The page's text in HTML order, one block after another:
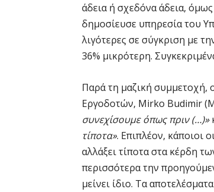
άδεια ή σχεδόνα άδεια,
δημοσίευσε υπηρεσία του
λιγότερες σε σύγκριση με
36% μικρότερη.
Παρά τη μαζική συμμετοχή,
Εργοδοτών, Mirko Budimir
συνεχίσουμε όπως πριν (…)»
τίποτα». Επιπλέον, κάποιοι
αλλάξει τίποτα στα κέρδη
περισσότερα την
μείνει ίδιο. Τα